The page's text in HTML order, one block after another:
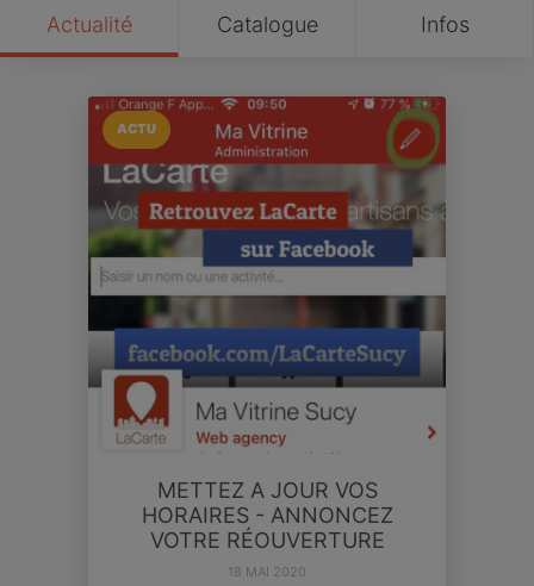
Actualité Catalogue Infos
ACTU
METTEZ A JOUR VOS
HORAIRES - ANNONCEZ
VOTRE RÉOUVERTURE
18 MAI 2020